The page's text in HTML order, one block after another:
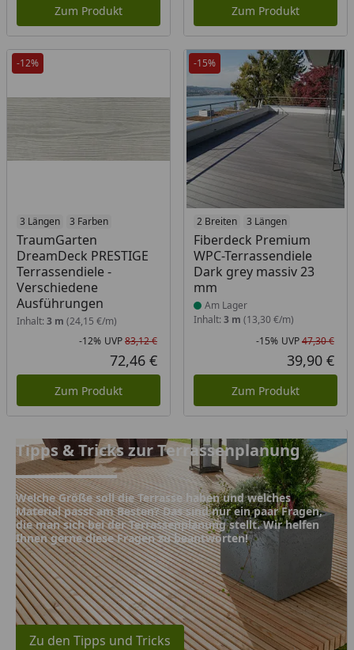
Zum Produkt Zum Produkt
-12%
3 Längen 3 Farben
TraumGarten
DreamDeck PRESTIGE
Terrassendiele -
Verschiedene
Ausführungen
Inhalt: 3 m (24,15 €/m)
Rabatt in Prozent
-12%
Ursprünglicher Preis
UVP83,12 €
Aktueller Preis
72,46 €
Zum Produkt
-15%
2 Breiten 3 Längen
Fiberdeck Premium
WPC-Terrassendiele
Dark grey massiv 23
mm
Produkt am Lager
Am Lager
Inhalt: 3 m (13,30 €/m)
-15% UVP47,30 €
39,90 €
Zum Produkt
Tipps & Tricks zur Terrassenplanung
Tipps & Tricks zur Terrassenplanung
Welche Größe soll die Terrasse haben und welches
Material passt am Besten? Das sind nur ein paar Fragen,
die man sich bei der Terrassenplanung stellt. Wir helfen
Ihnen gerne diese Fragen zu beantworten!
Zu den Tipps und Tricks